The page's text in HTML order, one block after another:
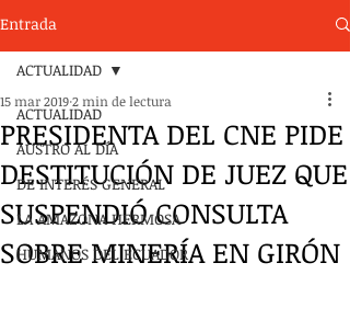
Entrada
ACTUALIDAD
AUSTRO AL DÍA
DE INTERÉS GENERAL
LA AMAZONA HERMOSA
HUMANOS DEL ECUADOR
ACTUALIDAD
PRESIDENTA DEL CNE PIDE
DESTITUCIÓN DE JUEZ QUE
SUSPENDIÓ CONSULTA
SOBRE MINERÍA EN GIRÓN
15 mar 20192 min de lectura